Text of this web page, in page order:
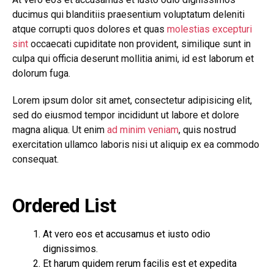
ducimus qui blanditiis praesentium voluptatum deleniti
atque corrupti quos dolores et quas molestias excepturi
sint occaecati cupiditate non provident, similique sunt in
culpa qui officia deserunt mollitia animi, id est laborum et
dolorum fuga.
Lorem ipsum dolor sit amet, consectetur adipisicing elit,
sed do eiusmod tempor incididunt ut labore et dolore
magna aliqua. Ut enim ad minim veniam, quis nostrud
exercitation ullamco laboris nisi ut aliquip ex ea commodo
consequat.
Ordered List
At vero eos et accusamus et iusto odio
dignissimos.
Et harum quidem rerum facilis est et expedita